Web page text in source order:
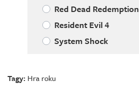
Red Dead Redemption
Resident Evil 4
System Shock
Tagy: Hra roku